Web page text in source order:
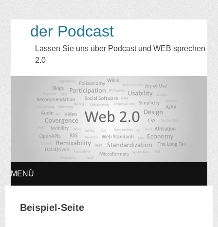
der Podcast
Lassen Sie uns über Podcast und WEB sprechen
2.0
MENÜ
Beispiel-Seite